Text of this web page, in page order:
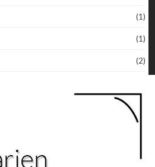
(1)
(1)
(2)